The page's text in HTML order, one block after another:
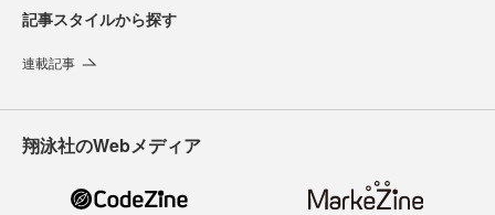
記事スタイルから探す
連載記事
翔泳社のWebメディア